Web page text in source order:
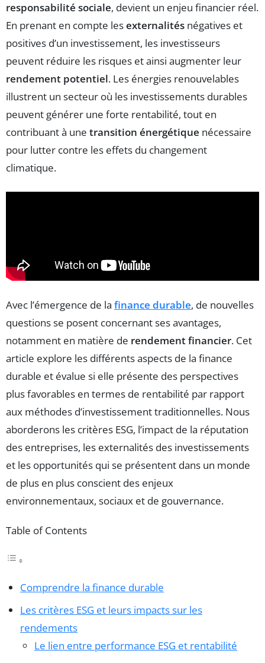
responsabilité sociale, devient un enjeu financier réel.
En prenant en compte lesexternalités négatives et
positives d’un investissement, les investisseurs
peuvent réduire les risques et ainsi augmenter leur
rendement potentiel. Les énergies renouvelables
illustrent un secteur où les investissements durables
peuvent générer une forte rentabilité, tout en
contribuant à une transition énergétique nécessaire
pour lutter contre les effets du changement
climatique.
Avec l’émergence de la finance durable, de nouvelles
questions se posent concernant ses avantages,
notamment en matière de rendement financier. Cet
article explore les différents aspects de la finance
durable et évalue si elle présente des perspectives
plus favorables en termes de rentabilité par rapport
aux méthodes d’investissement traditionnelles. Nous
aborderons les critères ESG, l’impact de la réputation
des entreprises, les externalités des investissements
et les opportunités qui se présentent dans un monde
de plus en plus conscient des enjeux
environnementaux, sociaux et de gouvernance.
Table of Contents
Comprendre la finance durable
Les critères ESG et leurs impacts sur les
rendements
Le lien entre performance ESG et rentabilité